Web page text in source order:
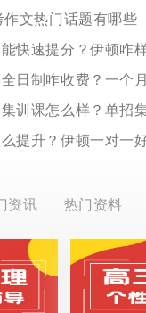
文热门话题有哪些
快速提分？伊顿咋
日制咋收费？一个
提升？伊顿一对一
资讯 热门资料